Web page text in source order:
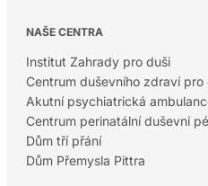
NAŠE CENTRA
Institut Zahrady pro duši
Centrum duševního zdraví
Akutní psychiatrická
Centrum perinatální duševní
Dům tří přání
Dům Přemysla Pittra